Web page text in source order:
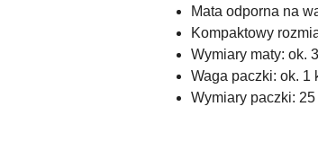
Mata odporna na
Kompaktowy
Wymiary maty: ok.
Waga paczki: ok. 1
Wymiary paczki: